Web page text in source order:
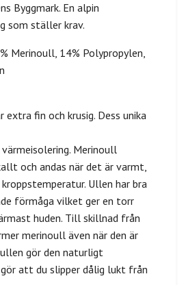
Byggmark. En alpin
som ställer krav.
Merinoull, 14% Polypropylen,
fin och krusig. Dess unika
Merinoull
och andas när det är varmt,
Ullen har bra
förmåga vilket ger en torr
huden. Till skillnad från
merinoull även när den är
gör den naturligt
att du slipper dålig lukt från